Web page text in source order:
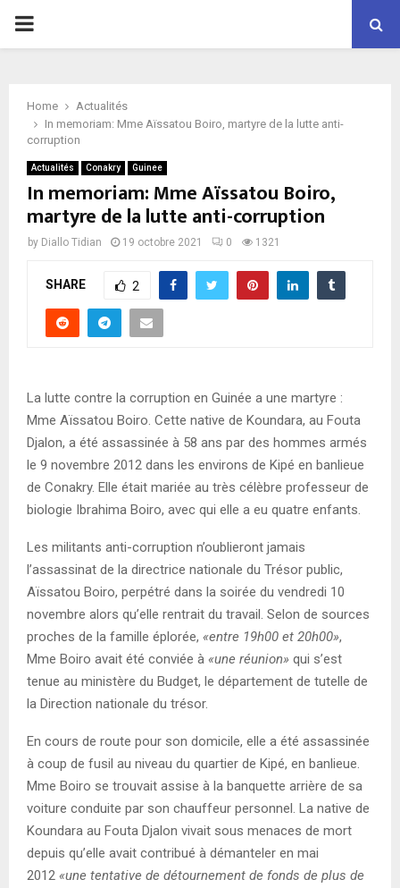
P
M
A
E
N
U
Home
Actualités
In memoriam: Mme Aïssatou Boiro, martyre de la lutte anti-
corruption
Actualités Conakry Guinee
In memoriam: Mme Aïssatou Boiro,
martyre de la lutte anti-corruption
by Diallo Tidian 19 octobre 2021 0 1321
SHARE 2
La lutte contre la corruption en Guinée a une martyre :
Mme Aïssatou Boiro. Cette native de Koundara, au Fouta
Djalon, a été assassinée à 58 ans par des hommes armés
le 9 novembre 2012 dans les environs de Kipé en banlieue
de Conakry. Elle était mariée au très célèbre professeur de
biologie Ibrahima Boiro, avec qui elle a eu quatre enfants.
Les militants anti-corruption n’oublieront jamais
l’assassinat de la directrice nationale du Trésor public,
Aïssatou Boiro, perpétré dans la soirée du vendredi 10
novembre alors qu’elle rentrait du travail. Selon de sources
proches de la famille éplorée, «entre 19h00 et 20h00»,
Mme Boiro avait été conviée à «une réunion» qui s’est
tenue au ministère du Budget, le département de tutelle de
la Direction nationale du trésor.
En cours de route pour son domicile, elle a été assassinée
à coup de fusil au niveau du quartier de Kipé, en banlieue.
Mme Boiro se trouvait assise à la banquette arrière de sa
voiture conduite par son chauffeur personnel. La native de
Koundara au Fouta Djalon vivait sous menaces de mort
depuis qu’elle avait contribué à démanteler en mai
2012 «une tentative de détournement de fonds de plus de